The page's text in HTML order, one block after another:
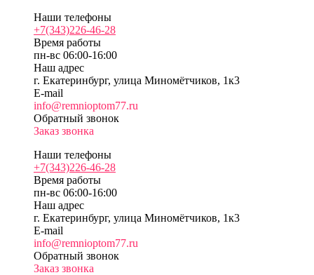
Наши телефоны
+7(343)226-46-28
Время работы
пн-вс 06:00-16:00
Наш адрес
г. Екатеринбург, улица Миномётчиков, 1к3
E-mail
info@remnioptom77.ru
Обратный звонок
Заказ звонка
Наши телефоны
+7(343)226-46-28
Время работы
пн-вс 06:00-16:00
Наш адрес
г. Екатеринбург, улица Миномётчиков, 1к3
E-mail
info@remnioptom77.ru
Обратный звонок
Заказ звонка